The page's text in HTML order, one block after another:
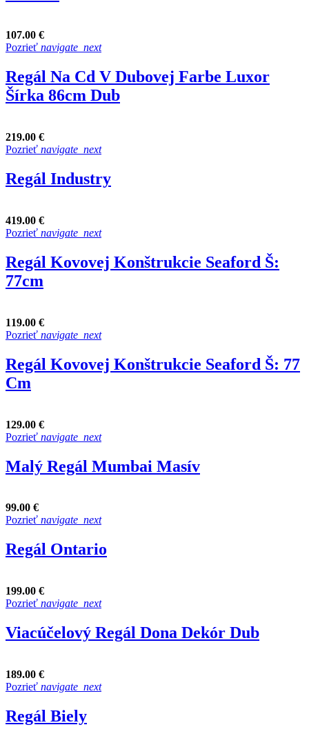
107.00 €
Pozrieť navigate_next
Regál Na Cd V Dubovej Farbe Luxor
Šírka 86cm Dub
219.00 €
Pozrieť navigate_next
Regál Industry
419.00 €
Pozrieť navigate_next
Regál Kovovej Konštrukcie Seaford Š:
77cm
119.00 €
Pozrieť navigate_next
Regál Kovovej Konštrukcie Seaford Š: 77
Cm
129.00 €
Pozrieť navigate_next
Malý Regál Mumbai Masív
99.00 €
Pozrieť navigate_next
Regál Ontario
199.00 €
Pozrieť navigate_next
Viacúčelový Regál Dona Dekór Dub
189.00 €
Pozrieť navigate_next
Regál Biely